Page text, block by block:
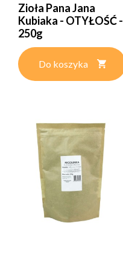
Zioła Pana Jana
Kubiaka - OTYŁOŚĆ -
250g
Do koszyka